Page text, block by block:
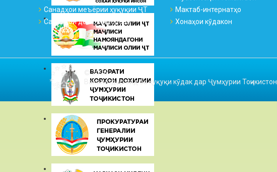
Санадҳои меъёрии ҳуқуқии ҶТ
Санадҳои дохилиидоравӣ
Мактаб-интернатҳо
Хонаҳои кӯдакон
© 2026
Ваколатдор оид ба ҳуқуқи кӯдак дар Ҷумҳурии Тоҷикистон